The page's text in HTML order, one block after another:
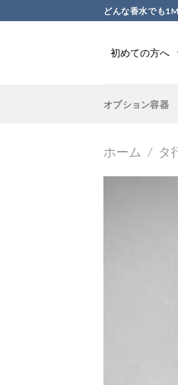
to
どんな香水でも
初めての方へ
オプション容器
ホーム / タ